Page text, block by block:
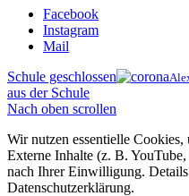
Facebook
Instagram
Mail
Schule geschlossen
aus der Schule
Nach oben scrollen
Wir nutzen essentielle Cookies,
Externe Inhalte (z. B.
nach Ihrer Einwilligung.
Datenschutzerklärung.